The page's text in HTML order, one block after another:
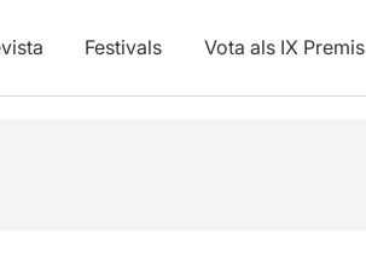
Festivals Vota als IX Premis